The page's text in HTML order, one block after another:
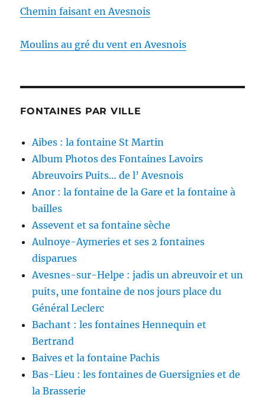
Chemin faisant en Avesnois
Moulins au gré du vent en Avesnois
FONTAINES PAR VILLE
Aibes : la fontaine St Martin
Album Photos des Fontaines Lavoirs
Abreuvoirs Puits… de l’ Avesnois
Anor : la fontaine de la Gare et la fontaine à
bailles
Assevent et sa fontaine sèche
Aulnoye-Aymeries et ses 2 fontaines
disparues
Avesnes-sur-Helpe : jadis un abreuvoir et un
puits, une fontaine de nos jours place du
Général Leclerc
Bachant : les fontaines Hennequin et
Bertrand
Baives et la fontaine Pachis
Bas-Lieu : les fontaines de Guersignies et de
la Brasserie